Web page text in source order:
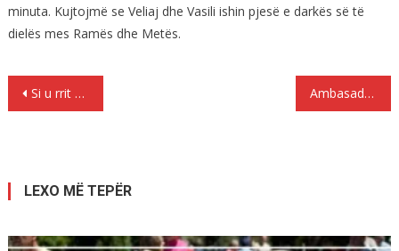
minuta. Kujtojmë se Veliaj dhe Vasili ishin pjesë e darkës së të
dielës mes Ramës dhe Metës.
Lëvizje
Si u rrit marrëveshja Nano – Berisha në vitin 2002? Ambasadorja gjermane apel opozitës: Jepi fund bojkotit dhe ktheu në Kuvend
LEXO MË TEPËR